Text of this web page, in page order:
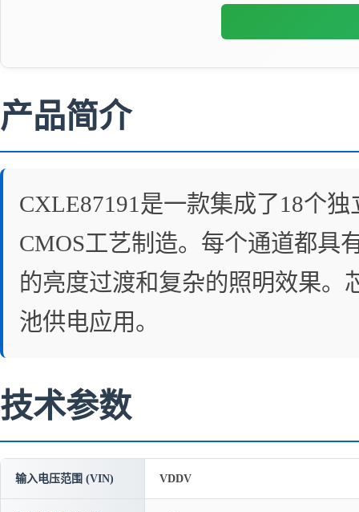
产品简介
CXLE87191是一款集成了18个
CMOS工艺制造。每个通道都具
的亮度过渡和复杂的照明效果。
池供电应用。
技术参数
输入电压范围 (VIN) VDDV